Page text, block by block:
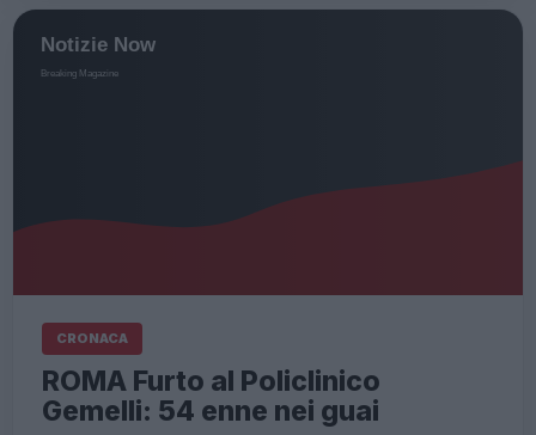
CRONACA
ROMA Furto al Policlinico
Gemelli: 54 enne nei guai